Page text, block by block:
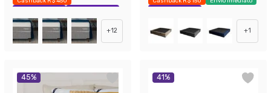
Exclusivo Mobly
Economize 48%
+12
Exclusivo Mobly
+1
45% 41%